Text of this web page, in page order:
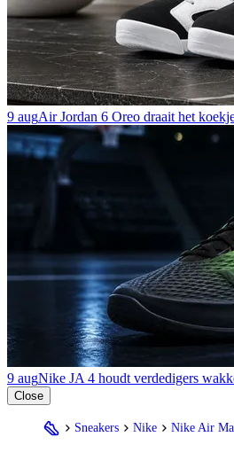
9 augAir Jordan 6 Oreo draait het
9 augNike JA 4 houdt verdedigers
Close
Sneakers Nike Nike Air